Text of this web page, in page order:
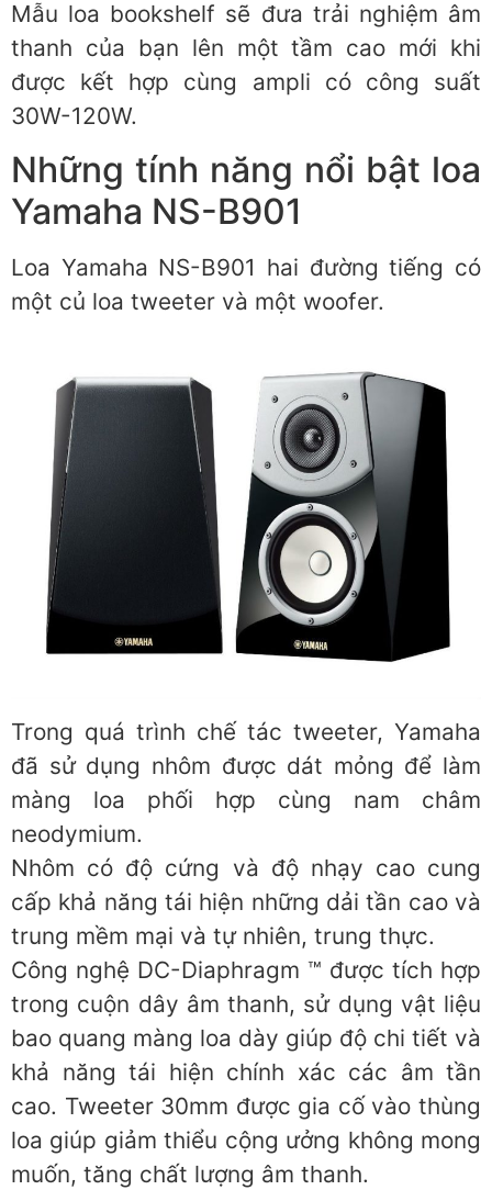
Mẫu loa bookshelf sẽ đưa trải nghiệm âm
thanh của bạn lên một tầm cao mới khi
được kết hợp cùng ampli có công suất
30W-120W.
Những tính năng nổi bật loa
Yamaha NS-B901
Loa Yamaha NS-B901 hai đường tiếng có
một củ loa tweeter và một woofer.
Trong quá trình chế tác tweeter, Yamaha
đã sử dụng nhôm được dát mỏng để làm
màng loa phối hợp cùng nam châm
neodymium.
Nhôm có độ cứng và độ nhạy cao cung
cấp khả năng tái hiện những dải tần cao và
trung mềm mại và tự nhiên, trung thực.
Công nghệ DC-Diaphragm ™ được tích hợp
trong cuộn dây âm thanh, sử dụng vật liệu
bao quang màng loa dày giúp độ chi tiết và
khả năng tái hiện chính xác các âm tần
cao. Tweeter 30mm được gia cố vào thùng
loa giúp giảm thiểu cộng ưởng không mong
muốn, tăng chất lượng âm thanh.